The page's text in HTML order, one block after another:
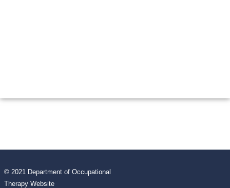
© 2021 Department of Occupational
Therapy Website